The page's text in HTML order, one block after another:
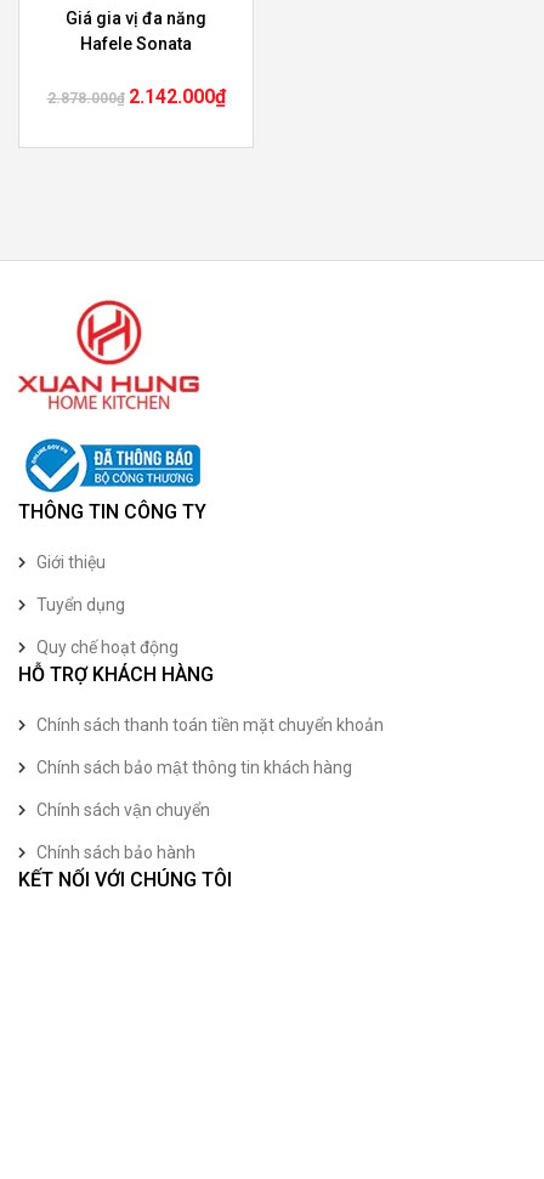
Giá gia vị đa năng
Hafele Sonata
2.878.000₫ 2.142.000₫
THÔNG TIN CÔNG TY
Giới thiệu
Tuyển dụng
Quy chế hoạt động
HỖ TRỢ KHÁCH HÀNG
Chính sách thanh toán tiền mặt chuyển khoản
Chính sách bảo mật thông tin khách hàng
Chính sách vận chuyển
Chính sách bảo hành
KẾT NỐI VỚI CHÚNG TÔI